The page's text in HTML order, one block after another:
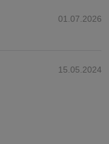
01.07.2026
15.05.2024